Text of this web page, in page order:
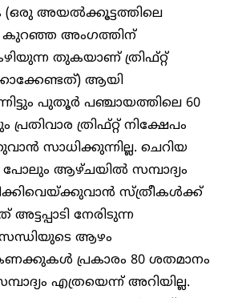
(ഒരു അയൽക്കൂട്ടത്തിലെ
കുറഞ്ഞ അംഗത്തിന്
തുകയാണ് ത്രിഫ്റ്റ്
ആയി
പുതൂർ പഞ്ചായത്തിലെ 60
ത്രിഫ്റ്റ് നിക്ഷേപം
സാധിക്കുന്നില്ല. ചെറിയ
ആഴ്ചയിൽ സമ്പാദ്യം
സ്ത്രീകൾക്ക്
അട്ടപ്പാടി നേരിടുന്ന
ആഴം
പ്രകാരം 80 ശതമാനം
എത്രയെന്ന് അറിയില്ല.